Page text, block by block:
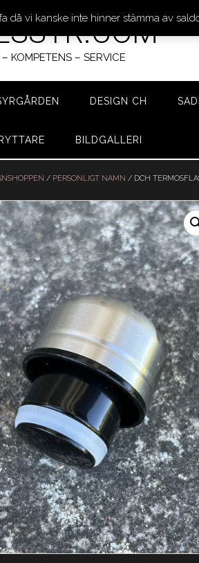
KOMPETENS – SERVICE
DESIGN CH
BILDGALLERI
/ PERSONLIGT NAMN / DCH
då vi kanske inte hinner stämma av